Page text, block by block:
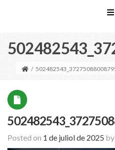
/
Posted on 1 de juliol de 2025 by